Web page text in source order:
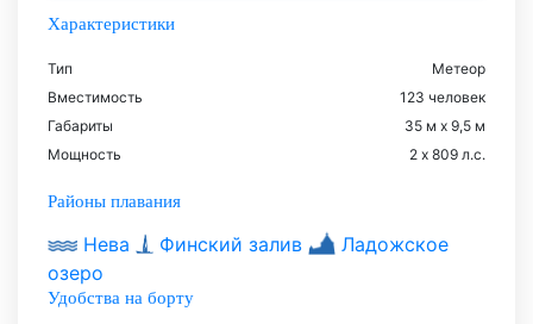
Характеристики
Тип
Метеор
Вместимость
123 человек
Габариты
35 м х 9,5 м
Мощность
2 х 809 л.с.
Районы плавания
Нева Финский залив
Ладожское
озеро
Удобства на борту